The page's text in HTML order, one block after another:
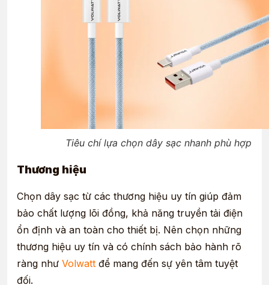
Tiêu chí lựa chọn dây sạc nhanh phù hợp
Thương hiệu
Chọn dây sạc từ các thương hiệu uy tín giúp đảm
bảo chất lượng lõi đồng, khả năng truyền tải điện
ổn định và an toàn cho thiết bị. Nên chọn những
thương hiệu uy tín và có chính sách bảo hành rõ
ràng như Volwatt để mang đến sự yên tâm tuyệt
đối.